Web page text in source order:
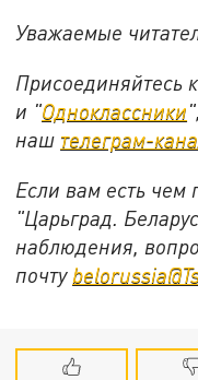
Уважаемые
Присоединяйтесь
и "Одноклассники
наш телеграм-
Если вам есть чем
"Царьград.
наблюдения,
почту